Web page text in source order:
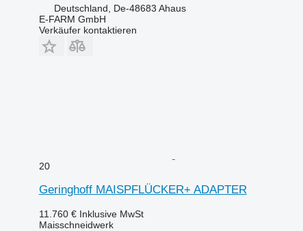
Deutschland, De-48683 Ahaus
E-FARM GmbH
Verkäufer kontaktieren
20
Geringhoff MAISPFLÜCKER+ ADAPTER
11.760 € Inklusive MwSt
Maisschneidwerk